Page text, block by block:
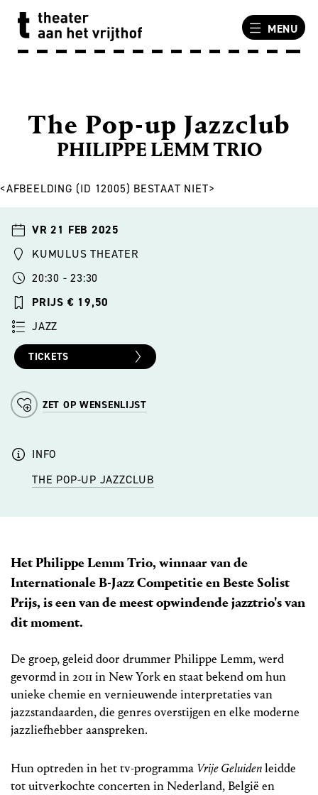
MENU
PHILIPPE LEMM TRIO
The Pop-up Jazzclub
<AFBEELDING (ID 12005) BESTAAT NIET>
Het Philippe Lemm Trio, winnaar van de
Internationale B-Jazz Competitie en Beste Solist
Prijs, is een van de meest opwindende jazztrio's van
dit moment.
De groep, geleid door drummer Philippe Lemm, werd
gevormd in 2011 in New York en staat bekend om hun
unieke chemie en vernieuwende interpretaties van
jazzstandaarden, die genres overstijgen en elke moderne
jazzliefhebber aanspreken.
Hun optreden in het tv-programma Vrije Geluidenleidde
tot uitverkochte concerten in Nederland, België en
VR 21 FEB 2025
KUMULUS THEATER
20:30 - 23:30
PRIJS € 19,50
JAZZ
TICKETS
ZET OP WENSENLIJST
INFO
THE POP-UP JAZZCLUB